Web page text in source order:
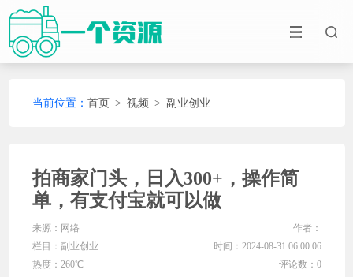
当前位置： 首页 > 视频 > 副业创业
拍商家门头，日入300+，操作简
单，有支付宝就可以做
来源：网络
作者：
栏目： 副业创业
时间：2024-08-31 06:00:06
热度：260℃
评论数：0